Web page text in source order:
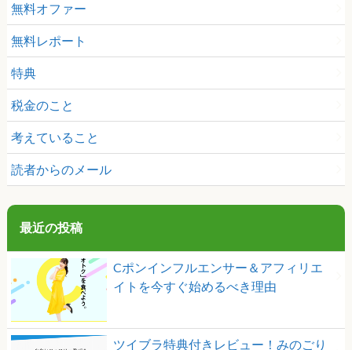
無料オファー
無料レポート
特典
税金のこと
考えていること
読者からのメール
最近の投稿
Cポンインフルエンサー＆アフィリエ
イトを今すぐ始めるべき理由
ツイブラ特典付きレビュー！みのごり